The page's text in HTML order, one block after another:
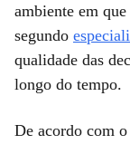
ambiente em
segundo
qualidade das
longo do tempo.
De acordo com